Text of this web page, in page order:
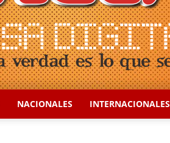
NACIONALES INTERNACIONALES